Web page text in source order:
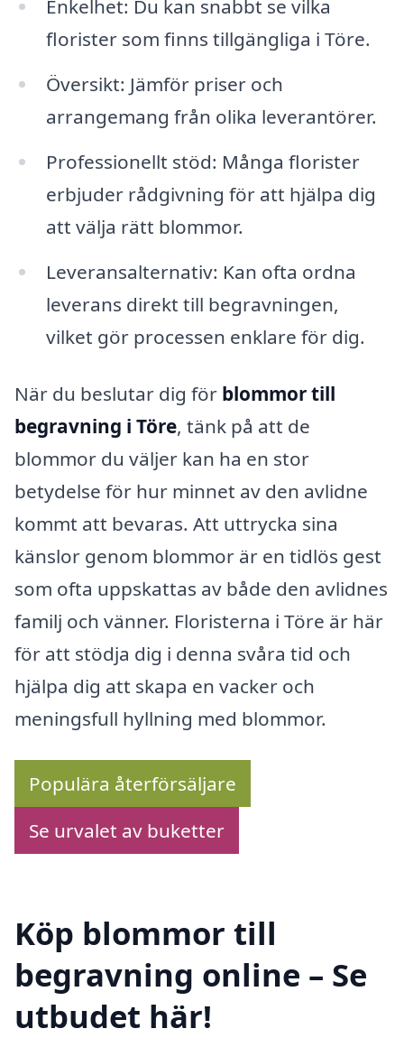
Enkelhet: Du kan snabbt se vilka
florister som finns tillgängliga i Töre.
Översikt: Jämför priser och
arrangemang från olika leverantörer.
Professionellt stöd: Många florister
erbjuder rådgivning för att hjälpa dig
att välja rätt blommor.
Leveransalternativ: Kan ofta ordna
leverans direkt till begravningen,
vilket gör processen enklare för dig.
När du beslutar dig för blommor till
begravning i Töre, tänk på att de
blommor du väljer kan ha en stor
betydelse för hur minnet av den avlidne
kommt att bevaras. Att uttrycka sina
känslor genom blommor är en tidlös gest
som ofta uppskattas av både den avlidnes
familj och vänner. Floristerna i Töre är här
för att stödja dig i denna svåra tid och
hjälpa dig att skapa en vacker och
meningsfull hyllning med blommor.
Populära återförsäljare
Se urvalet av buketter
Köp blommor till
begravning online – Se
utbudet här!